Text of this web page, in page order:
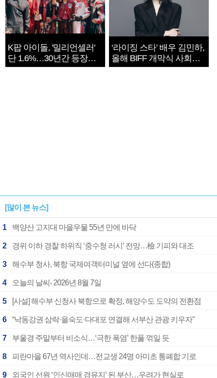
K팝 아이돌, '밀리언셀러'
단 1.6%…30년간 등장
1182개팀 전수조사
‘라이징 스타’ 배우 김민하,
올해 BIFF 개막식 사회자
확정
[많이 본 뉴스]
1 백양산 고지대 마을우물 55년 만에 바닥
2 경위 이하 경찰 하위직 ‘중수청 러시’ 전망…檢 기피와 대조
3 해수부 청사, 북항 국제여객터미널 옆에 선다(종합)
4 오늘의 날씨- 2026년 8월 7일
5 [사설] 해수부 신청사 북항으로 확정, 해양수도 도약의 전환점
6 “낙동강권 삼락·을숙도·다대포 연결해 서부산 관광 키우자”
7 부울경 주말부터 비소식…‘극한 폭염’ 한풀 꺾일 듯
8 피란마을 67년 역사인데…전교생 24명 아미초 통폐합 기로
9 외국인 선원 ‘인신매매 경유지’ 된 부산…우려가 현실로